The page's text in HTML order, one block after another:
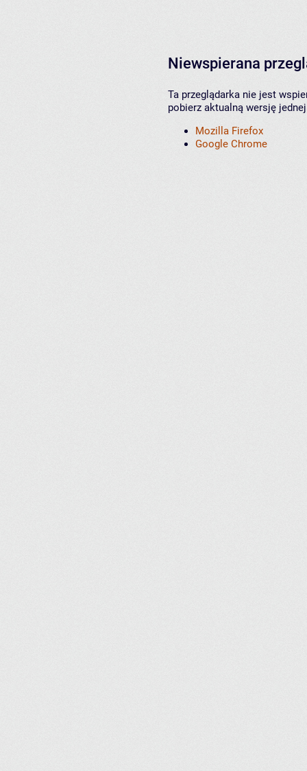
Niewspierana
Ta przeglądarka nie jest
pobierz aktualną wersję
Mozilla Firefox
Google Chrome